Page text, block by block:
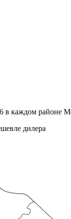
в каждом районе
дилера